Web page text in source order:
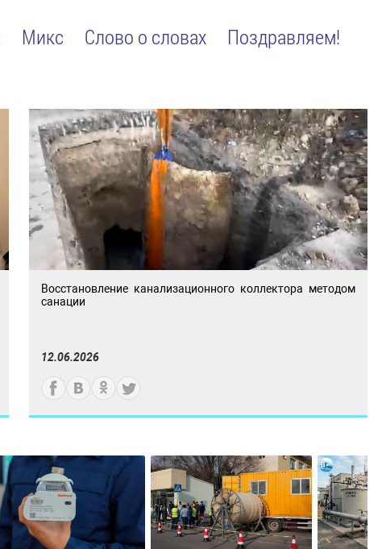
Микс Слово о словах
Поздравляем!
Восстановление канализационного коллектора методом
санации
12.06.2026